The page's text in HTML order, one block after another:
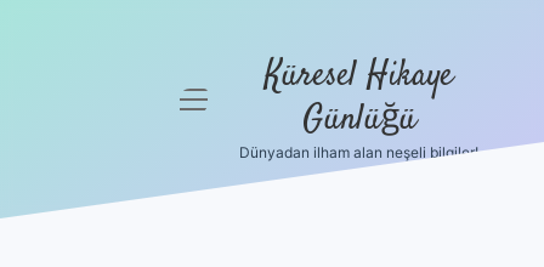
menüyü
Küresel Hikaye
Günlüğü
Dünyadan ilham alan neşeli bilgiler!